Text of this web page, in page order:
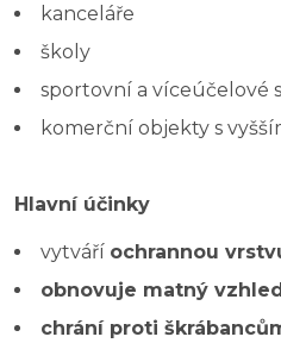
kanceláře
školy
sportovní a víceúčelové
komerční objekty s
Hlavní účinky
vytváří ochrannou
obnovuje matný
chrání proti